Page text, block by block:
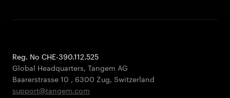
Reg. No CHE-390.112.525
Global Headquarters, Tangem AG
Baarerstrasse 10 , 6300 Zug, Switzerland
support@tangem.com